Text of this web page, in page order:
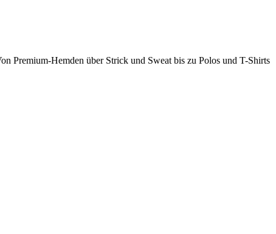
Premium-Hemden über Strick und Sweat bis zu Polos und T-Shirts